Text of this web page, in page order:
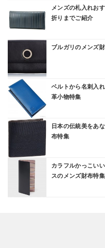
メンズの札入れお
折りまでご紹介
ブルガリのメンズ
ベルトから名刺入
革小物特集
日本の伝統美をあ
布特集
カラフルかっこい
スのメンズ財布特集